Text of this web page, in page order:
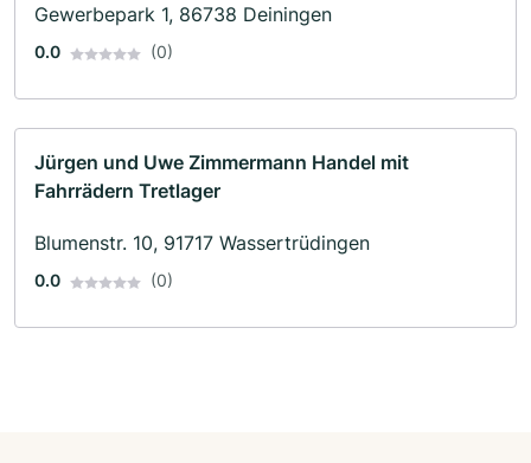
Gewerbepark 1, 86738 Deiningen
0.0 (0)
Jürgen und Uwe Zimmermann Handel mit
Fahrrädern Tretlager
Blumenstr. 10, 91717 Wassertrüdingen
0.0 (0)